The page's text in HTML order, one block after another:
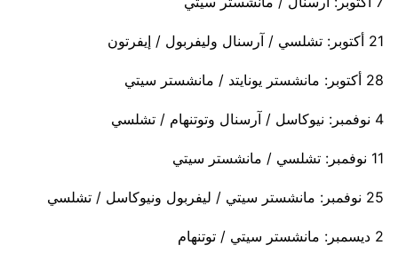
21 أكتوبر: تشلسي / آرسنال وليفربول / إيفرتون
28 أكتوبر: مانشستر يونايتد / مانشستر سيتي
4 نوفمبر: نيوكاسل / آرسنال وتوتنهام / تشلسي
11 نوفمبر: تشلسي / مانشستر سيتي
25 نوفمبر: مانشستر سيتي / ليفربول ونيوكاسل / تشلسي
2 ديسمبر: مانشستر سيتي / توتنهام